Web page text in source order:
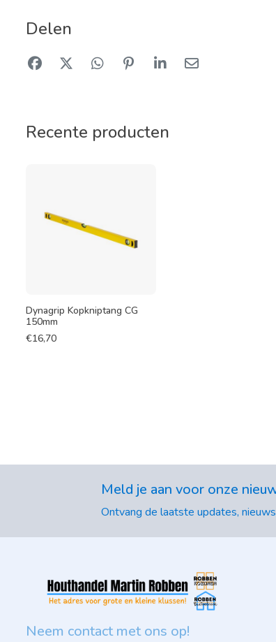
Delen
Recente producten
Dynagrip Kopkniptang CG
150mm
€16,70
Meld je aan voor onze
Ontvang de laatste updates,
Neem contact met ons op!